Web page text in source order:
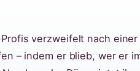
verzweifelt nach
– indem er blieb, wer er